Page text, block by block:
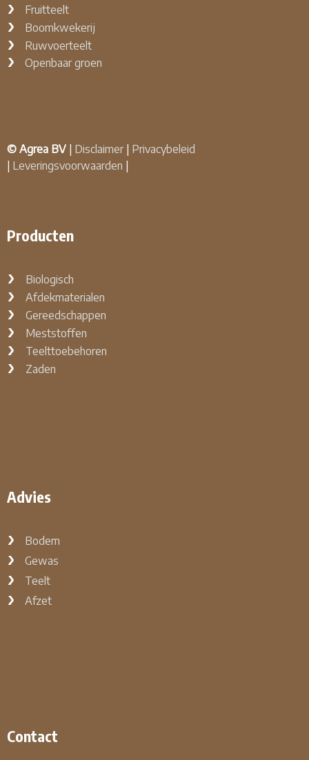
Fruitteelt
Boomkwekerij
Ruwvoerteelt
Openbaar groen
© Agrea BV Disclaimer| Privacybeleid
Leveringsvoorwaarden
Producten
Biologisch
Afdekmaterialen
Gereedschappen
Meststoffen
Teelttoebehoren
Zaden
Advies
Bodem
Gewas
Teelt
Afzet
Contact